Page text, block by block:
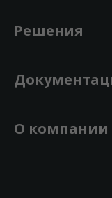
Решения
О компании